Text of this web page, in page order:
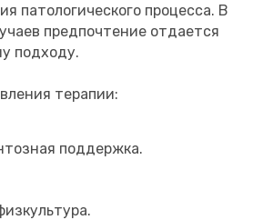
патологического процесса. В
предпочтение отдается
подходу.
терапии:
поддержка.